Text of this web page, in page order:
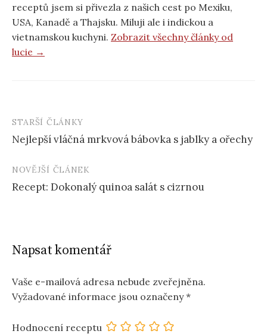
receptů jsem si přivezla z našich cest po Mexiku,
USA, Kanadě a Thajsku. Miluji ale i indickou a
vietnamskou kuchyni. Zobrazit všechny články od
lucie →
Post
navigation
STARŠÍ ČLÁNKY
Nejlepší vláčná mrkvová bábovka s jablky a ořechy
NOVĚJŠÍ ČLÁNEK
Recept: Dokonalý quinoa salát s cizrnou
Napsat komentář
Vaše e-mailová adresa nebude zveřejněna.
Vyžadované informace jsou označeny*
Hodnocení receptu